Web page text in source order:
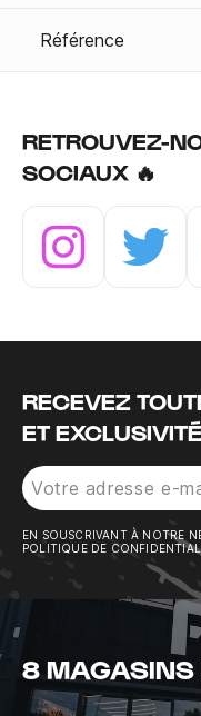
Référence
RETROUVEZ-
SOCIAUX 🔥
RECEVEZ
ET
EN SOUSCRIVANT À NOTRE
POLITIQUE DE
8 MAGASINS